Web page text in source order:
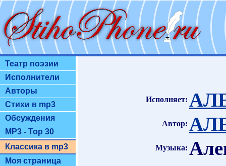
Театр поэзии
Исполнители
Авторы
Стихи в mp3
Обсуждения
MP3 - Top 30
Классика в mp3
Моя страница
Исполняет:
Автор:
Музыка: